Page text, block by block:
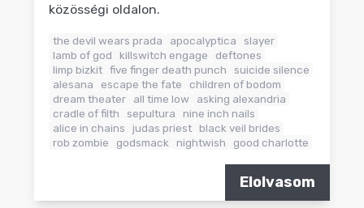
közösségi oldalon.
the devil wears prada apocalyptica
slayer
lamb of god
killswitch engage
deftones
limp bizkit five finger death punch
suicide silence
alesana
escape the fate
children of bodom
dream theater
all time low
asking alexandria
cradle of filth
sepultura
nine inch nails
alice in chains
judas priest black veil brides
rob zombie
godsmack nightwish good charlotte
Elolvasom